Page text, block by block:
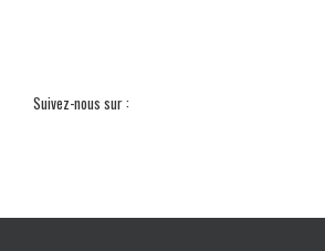
Suivez-nous sur :